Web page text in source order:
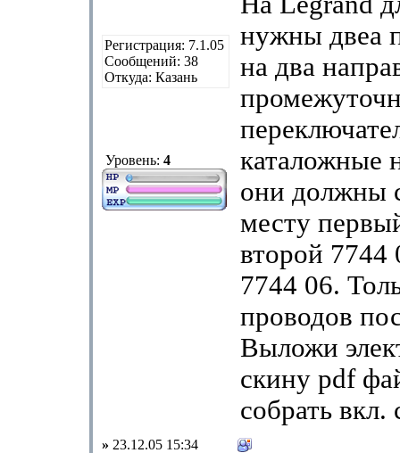
Регистрация: 7.1.05
Сообщений: 38
Откуда: Казань
Уровень: 4
нужны двеа
на два
каталожные
они должны
месту
второй 7744
7744 06.
проводов
Выложи
скину pdf
собрать вкл.
» 23.12.05 15:34